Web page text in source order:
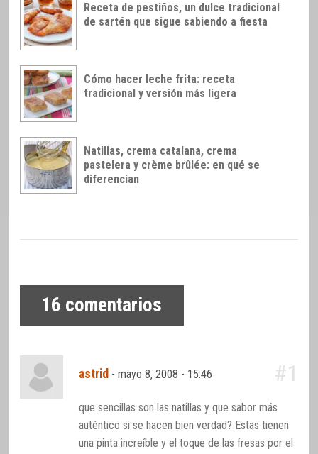
Receta de pestiños, un dulce tradicional
de sartén que sigue sabiendo a fiesta
Cómo hacer leche frita: receta
tradicional y versión más ligera
Natillas, crema catalana, crema
pastelera y crème brûlée: en qué se
diferencian
16 comentarios
astrid -mayo 8, 2008 - 15:46 #1
que sencillas son las natillas y que sabor más
auténtico si se hacen bien verdad? Estas tienen
una pinta increíble y el toque de las fresas por el